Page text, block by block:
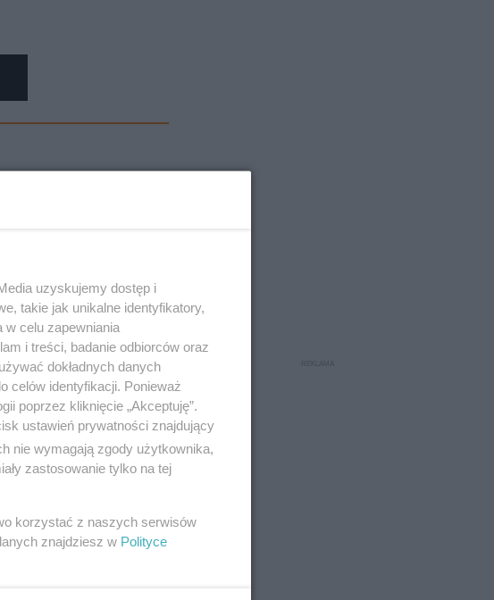
urazu głowy.
uzyskujemy dostęp i
takie jak unikalne identyfikatory,
w celu zapewniania
i treści, badanie odbiorców oraz
dokładnych danych
celów identyfikacji. Ponieważ
poprzez kliknięcie „Akceptuję”.
ustawień prywatności znajdujący
nie wymagają zgody użytkownika,
zastosowanie tylko na tej
korzystać z naszych serwisów
znajdziesz w Polityce